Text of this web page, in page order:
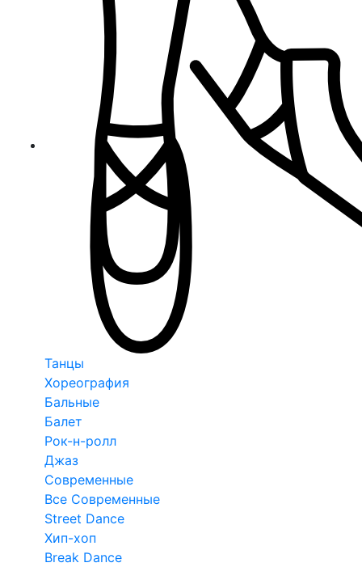
Танцы
Хореография
Бальные
Балет
Рок-н-ролл
Джаз
Современные
Все Современные
Street Dance
Хип-хоп
Break Dance